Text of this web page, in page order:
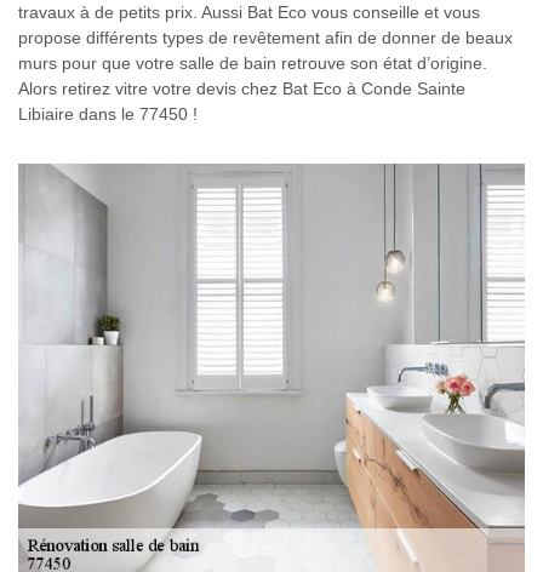
travaux à de petits prix. Aussi Bat Eco vous conseille et vous
propose différents types de revêtement afin de donner de beaux
murs pour que votre salle de bain retrouve son état d’origine.
Alors retirez vitre votre devis chez Bat Eco à Conde Sainte
Libiaire dans le 77450 !